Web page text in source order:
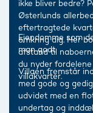
ikke bliver bedre?
Østerlunds
eftertragtede
omkring dig. Her
afstand til
du nyder
villakvarter.
Ejendomme som
man godt.
Villaen fremstår
med gode og
udvidet med en
undertag og